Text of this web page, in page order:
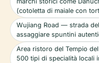
(cotoletta di maiale con
Wujiang Road — strada
assaggiare spuntini
Area ristoro del Tempio
500 tipi di specialità locali